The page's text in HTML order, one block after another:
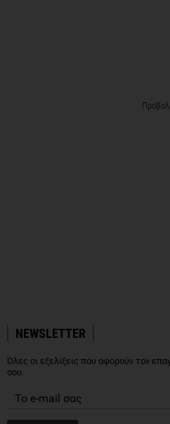
NEWSLETTER
Όλες οι εξελίξεις που αφορούν τον
σου.